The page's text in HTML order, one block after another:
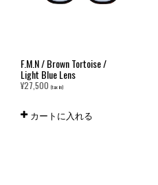
F.M.N / Brown Tortoise /
Light Blue Lens
¥27,500 (tax in)
カートに入れる